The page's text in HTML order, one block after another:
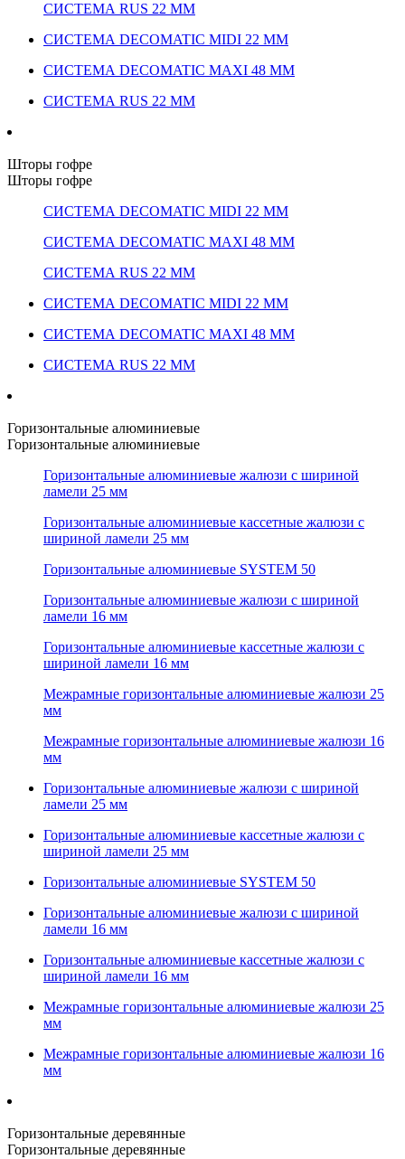
СИСТЕМА RUS 22 ММ
СИСТЕМА DECOMATIC MIDI 22 ММ
СИСТЕМА DECOMATIC MAXI 48 ММ
СИСТЕМА RUS 22 ММ
Шторы гофре
Шторы гофре
СИСТЕМА DECOMATIC MIDI 22 ММ
СИСТЕМА DECOMATIC MAXI 48 ММ
СИСТЕМА RUS 22 ММ
СИСТЕМА DECOMATIC MIDI 22 ММ
СИСТЕМА DECOMATIC MAXI 48 ММ
СИСТЕМА RUS 22 ММ
Горизонтальные алюминиевые
Горизонтальные алюминиевые
Горизонтальные алюминиевые жалюзи с шириной
ламели 25 мм
Горизонтальные алюминиевые кассетные жалюзи с
шириной ламели 25 мм
Горизонтальные алюминиевые SYSTEM 50
Горизонтальные алюминиевые жалюзи с шириной
ламели 16 мм
Горизонтальные алюминиевые кассетные жалюзи с
шириной ламели 16 мм
Межрамные горизонтальные алюминиевые жалюзи 25
мм
Межрамные горизонтальные алюминиевые жалюзи 16
мм
Горизонтальные алюминиевые жалюзи с шириной
ламели 25 мм
Горизонтальные алюминиевые кассетные жалюзи с
шириной ламели 25 мм
Горизонтальные алюминиевые SYSTEM 50
Горизонтальные алюминиевые жалюзи с шириной
ламели 16 мм
Горизонтальные алюминиевые кассетные жалюзи с
шириной ламели 16 мм
Межрамные горизонтальные алюминиевые жалюзи 25
мм
Межрамные горизонтальные алюминиевые жалюзи 16
мм
Горизонтальные деревянные
Горизонтальные деревянные